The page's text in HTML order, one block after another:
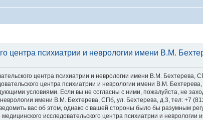
центра психиатрии и неврологии имени В.М.
центра психиатрии и неврологии имени В.М. Бехтерева,
центра психиатрии и неврологии имени В.М.
условиями. Если вы не согласны с ними, пожалуйста, не
имени В.М. Бехтерева, СПб, ул. Бехтерева, д.3, тел: +7
вас об этом, однако с вашей стороны было бы разумным
исследовательского центра психиатрии и